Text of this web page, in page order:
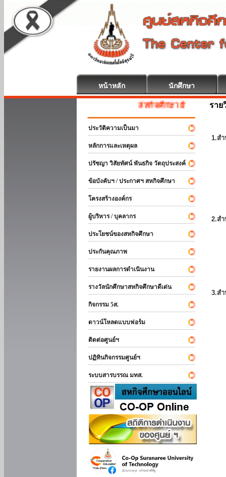
หน้าหลัก นักศึกษา
สหกิจศึกษา ยินดีต้อนรับ
ประวัติความเป็นมา
หลักการและเหตุผล
ปรัชญา วิสัยทัศน์ พันธกิจ วัตถุประสงค์
ข้อบังคับฯ / ประกาศฯ สหกิจศึกษา
โครงสร้างองค์กร
ผู้บริหาร / บุคลากร
ประโยชน์ของสหกิจศึกษา
ประกันคุณภาพ
รายงานผลการดำเนินงาน
รางวัลนักศึกษาสหกิจศึกษาดีเด่น
กิจกรรม 5ส.
ดาวน์โหลดแบบฟอร์ม
ติดต่อศูนย์ฯ
ปฏิทินกิจกรรมศูนย์ฯ
ระบบสารบรรณ มทส.
ราย
1.ส
2.ส
3.ส